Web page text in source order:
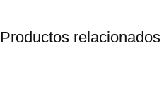
Productos relacionados